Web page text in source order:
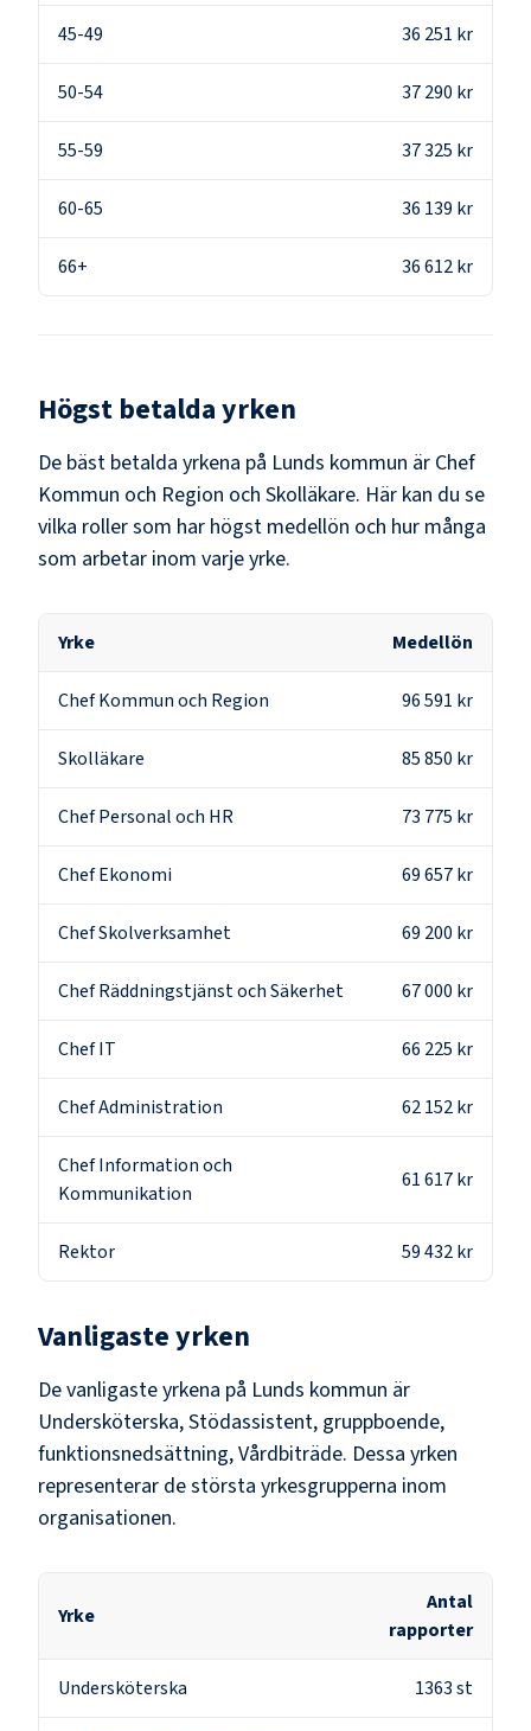
45-49 36 251 kr
50-54 37 290 kr
55-59 37 325 kr
60-65 36 139 kr
66+ 36 612 kr
Högst betalda yrken
De bäst betalda yrkena på Lunds kommun är Chef
Kommun och Region och Skolläkare. Här kan du se
vilka roller som har högst medellön och hur många
som arbetar inom varje yrke.
Yrke Medellön
Chef Kommun och Region 96 591 kr
Skolläkare 85 850 kr
Chef Personal och HR 73 775 kr
Chef Ekonomi 69 657 kr
Chef Skolverksamhet 69 200 kr
Chef Räddningstjänst och Säkerhet 67 000 kr
Chef IT 66 225 kr
Chef Administration 62 152 kr
Chef Information och
Kommunikation
61 617 kr
Rektor 59 432 kr
Vanligaste yrken
De vanligaste yrkena på Lunds kommun är
Undersköterska, Stödassistent, gruppboende,
funktionsnedsättning, Vårdbiträde. Dessa yrken
representerar de största yrkesgrupperna inom
organisationen.
Yrke
Antal
rapporter
Undersköterska 1363st